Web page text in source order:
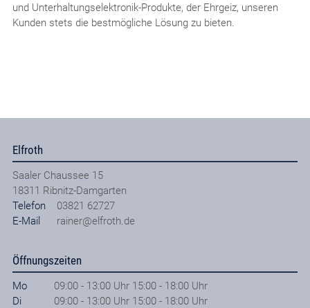
und Unterhaltungselektronik-Produkte, der Ehrgeiz, unseren
Kunden stets die bestmögliche Lösung zu bieten.
Elfroth
Saaler Chaussee 15
18311 Ribnitz-Damgarten
Telefon
03821 62727
E-Mail
rainer@elfroth.de
Öffnungszeiten
Mo
09:00 - 13:00 Uhr 15:00 - 18:00 Uhr
Di
09:00 - 13:00 Uhr 15:00 - 18:00 Uhr